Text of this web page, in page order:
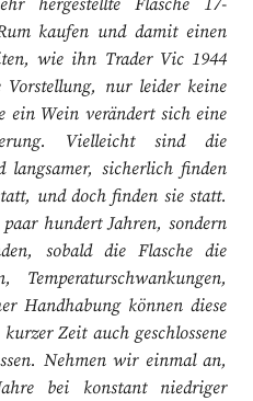
hergestellte Flasche 17-
kaufen und damit einen
wie ihn Trader Vic 1944
Vorstellung, nur leider keine
ein Wein verändert sich eine
Vielleicht sind die
langsamer, sicherlich finden
und doch finden sie statt.
hundert Jahren, sondern
sobald die Flasche die
Handhabung können diese
Zeit auch geschlossene
Nehmen wir einmal an,
bei konstant niedriger